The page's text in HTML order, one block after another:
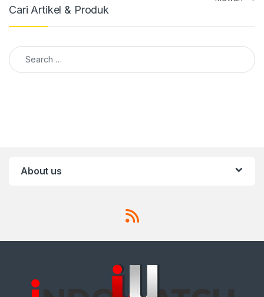
Cari Artikel & Produk
Search for:
About us